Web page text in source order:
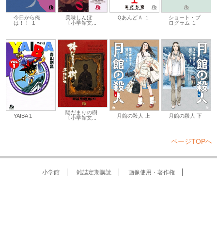
今日から俺
は！！ １
美味しんぼ
〔小学館文...
ＱあんどＡ １
ショート・プ
ログラム １
YAIBA 1
陽だまりの樹
〔小学館文...
月館の殺人 上 月館の殺人 下
ページTOPへ
小学館 雑誌定期購読
画像使用・著作権